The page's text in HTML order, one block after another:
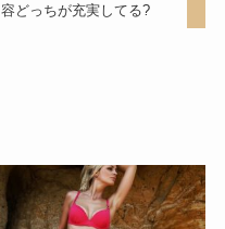
容どっちが充実してる?